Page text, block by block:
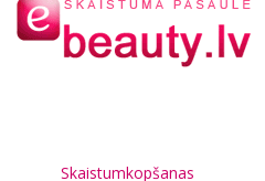
Skaistumkopšanas